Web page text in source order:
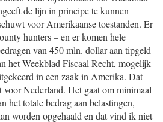
de lijn in principe te kunnen
voor Amerikaanse toestanden. Er
hunters – en er komen hele
van 450 mln. dollar aan tipgeld
het Weekblad Fiscaal Recht, mogelijk
in een zaak in Amerika. Dat
voor Nederland. Het gaat om minimaal
het totale bedrag aan belastingen,
worden opgehaald en dat vind ik niet